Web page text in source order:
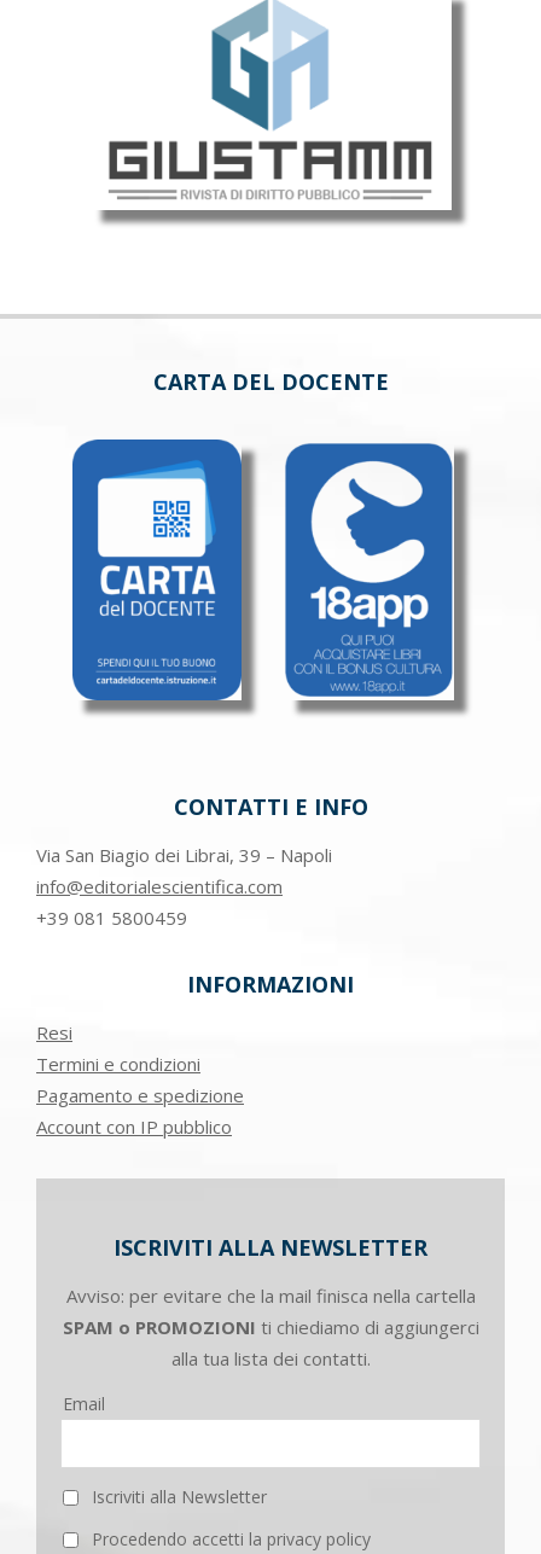
CARTA DEL DOCENTE
CONTATTI E INFO
Via San Biagio dei Librai, 39 – Napoli
info@editorialescientifica.com
+39 081 5800459
INFORMAZIONI
Resi
Termini e condizioni
Pagamento e spedizione
Account con IP pubblico
ISCRIVITI ALLA NEWSLETTER
Avviso: per evitare che la mail finisca nella cartella
SPAM o PROMOZIONI ti chiediamo di aggiungerci
alla tua lista dei contatti.
Email
Iscriviti alla Newsletter
Procedendo accetti la privacy policy